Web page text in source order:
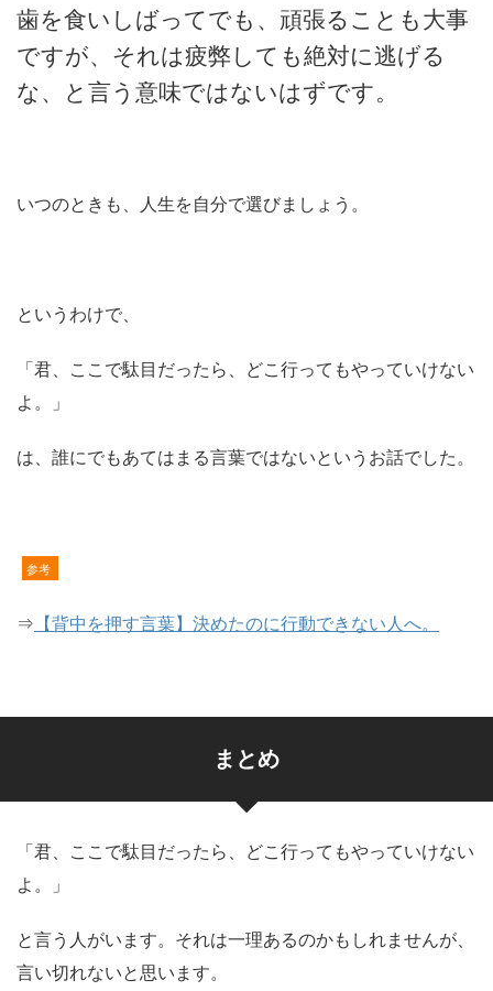
歯を食いしばってでも、頑張ることも大事
ですが、それは疲弊しても絶対に逃げる
な、と言う意味ではないはずです。
いつのときも、人生を自分で選びましょう。
というわけで、
「君、ここで駄目だったら、どこ行ってもやっていけない
よ。」
は、誰にでもあてはまる言葉ではないというお話でした。
参考
⇒ 【背中を押す言葉】決めたのに行動できない人へ。
まとめ
「君、ここで駄目だったら、どこ行ってもやっていけない
よ。」
と言う人がいます。それは一理あるのかもしれませんが、
言い切れないと思います。